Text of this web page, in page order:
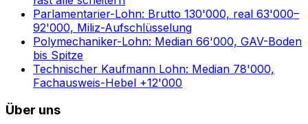
Parlamentarier-Lohn: Brutto 130'000, real 63'000–
92'000, Miliz-Aufschlüsselung
Polymechaniker-Lohn: Median 66'000, GAV-Boden
bis Spitze
Technischer Kaufmann Lohn: Median 78'000,
Fachausweis-Hebel +12'000
Über uns